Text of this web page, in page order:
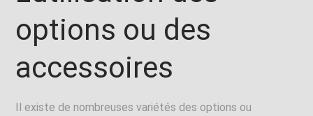
options ou des
accessoires
Il existe de nombreuses variétés des options ou